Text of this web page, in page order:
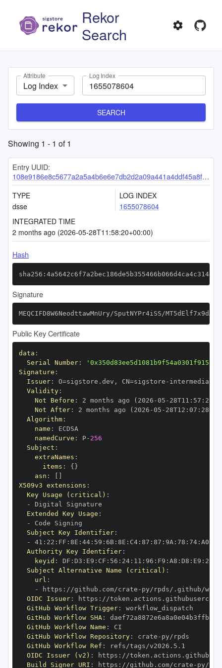
Rekor
Search
Attribute
Log Index
Log Index
SEARCH
Showing 1 - 1 of1
Entry UUID:
108e9186e8c5677a2a5a4b6e6e7db2d2a09a441a4ddf45a8f7236de5cc57b3506ee64ea8bc021fc8
TYPE
dsse
LOG INDEX
1655078604
INTEGRATED TIME
2 months ago (2026-05-28T11:58:20+00:00)
Hash
Signature
MEQCIFD8W6NeodttawMnUry/SputNYPr4iSS/
Public Key Certificate
data :
Serial Number:
Signature :
Issuer: O=sigstore.dev , CN=sigstore -
Validity:
Not Before : 2 months ago (2026 -05 - 28T11 : 57 :
Not After: 2 months ago (2026 -05 - 28T12 : 07 : 28+00
Algorithm:
name :
namedCurve : P- 256
Subject :
extraNames :
items : { }
asn :
X509v3 extensions :
Key Usage (critical) :
-
Extended Key Usage :
-
Subject Key Identifier:
-
41 : 22 : FF : 8E : 44: 59 : 6B: 8E : C4: 87 : 87 : 9A : 78 : 74: A0
Authority Key Identifier:
keyid : DF : D3 : E9 : CF : 56 : 24: 11 : 96 : F9 : A8 : D8 : E9 : 28
Subject Alternative Name (critical) :
url :
-
https : //github.com/crate -
OIDC Issuer: https :
GitHub Workflow Trigger:
GitHub Workflow SHA:
GitHub Workflow Name :
GitHub Workflow Repository: crate -
GitHub Workflow Ref :
OIDC Issuer (v2) : https :
Build Signer URI : https : //github.com/crate -